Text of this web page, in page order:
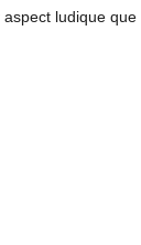
ludique